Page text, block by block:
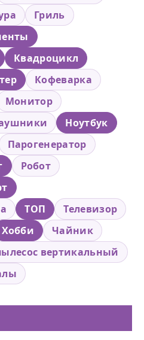
Гриль
Квадроцикл
Кофеварка
Монитор
Ноутбук
Парогенератор
Робот
ТОП
Телевизор
Хобби
Чайник
вертикальный